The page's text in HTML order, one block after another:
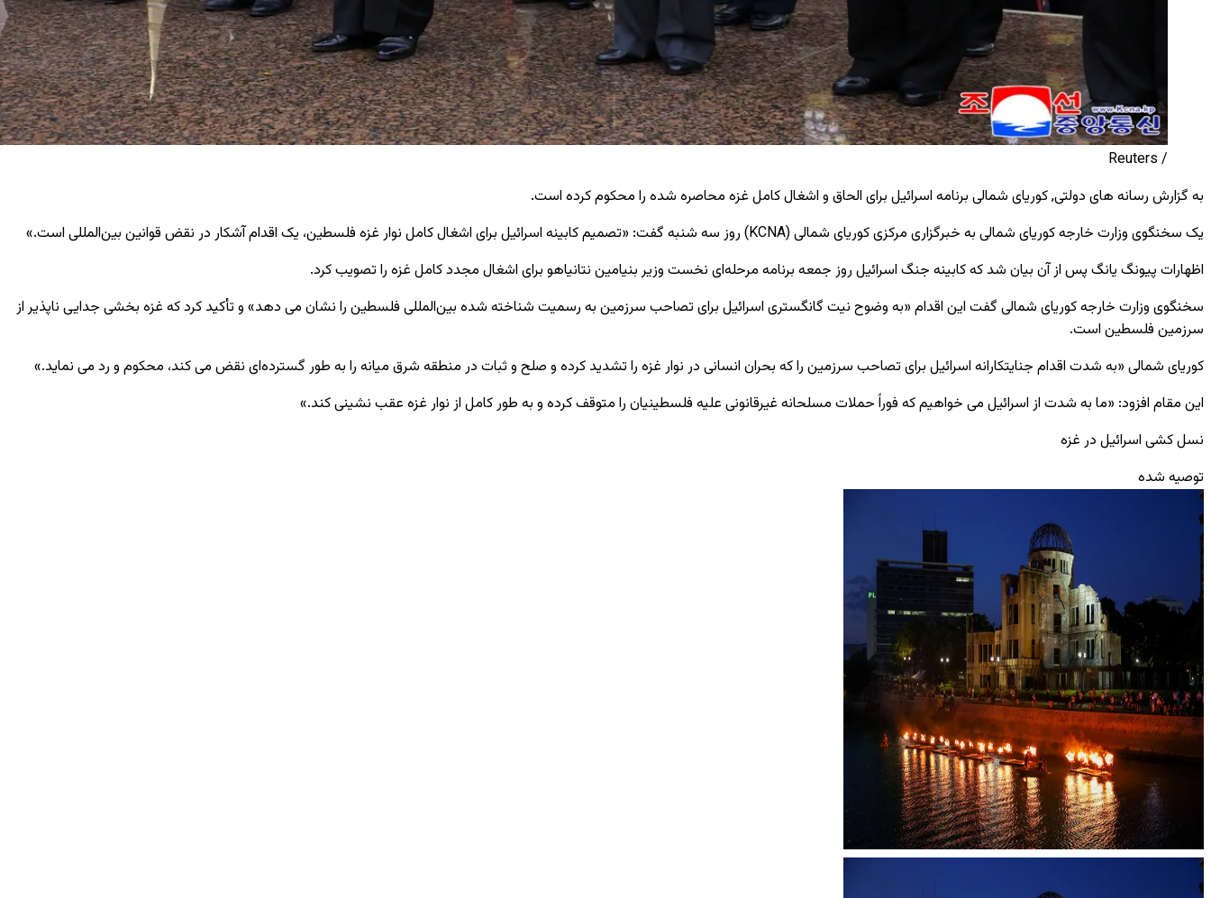
/ Reuters
به گزارش رسانه ‌های دولتی,کوریای شمالی برنامه اسرائیل برای الحاق و اشغال کامل غزه محاصره ‌شده را محکوم کرده است.
یک سخنگوی وزارت خارجه کوریای شمالی به خبرگزاری مرکزی کوریای شمالی (KCNA) روز سه‌ شنبه گفت: «تصمیم کابینه اسرائیل برای اشغال کامل نوار غزه فلسطین، یک اقدام آشکار در نقض قوانین بین‌المللی است.»
اظهارات پیونگ ‌یانگ پس از آن بیان شد که کابینه جنگ اسرائیل روز جمعه برنامه مرحله‌ای نخست ‌وزیر بنیامین نتانیاهو برای اشغال مجدد کامل غزه را تصویب کرد.
سخنگوی وزارت خارجه کوریای شمالی گفت این اقدام «به وضوح نیت گانگستری اسرائیل برای تصاحب سرزمین به رسمیت شناخته ‌شده بین‌المللی فلسطین را نشان می‌ دهد» و تأکید کرد که غزه بخشی جدایی ‌ناپذیر از
سرزمین فلسطین است.
کوریای شمالی «به شدت اقدام جنایتکارانه اسرائیل برای تصاحب سرزمین را که بحران انسانی در نوار غزه را تشدید کرده و صلح و ثبات در منطقه شرق میانه را به طور گسترده‌ای نقض می ‌کند، محکوم و رد می ‌نماید.»
این مقام افزود: «ما به شدت از اسرائیل می ‌خواهیم که فوراً حملات مسلحانه غیرقانونی علیه فلسطینیان را متوقف کرده و به طور کامل از نوار غزه عقب ‌نشینی کند.»
نسل‌ کشی اسرائیل در غزه
توصیه شده